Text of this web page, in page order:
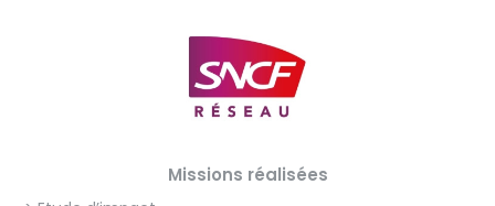
Missions réalisées